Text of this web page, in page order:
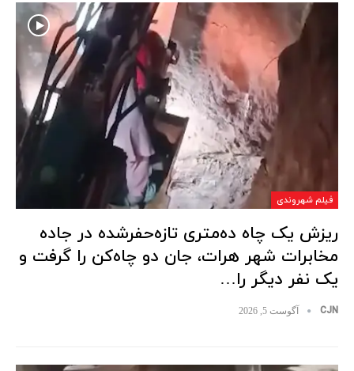
فیلم شهروندی
ریزش یک چاه ده‌متری تازه‌حفرشده در جاده
مخابرات شهر هرات، جان دو چاه‌کن را گرفت و
یک نفر دیگر را…
CJN آگوست 5, 2026